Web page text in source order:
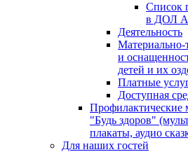
Список
в ДОЛ
Деятельность
Материально-
и
детей и их
Платные
Доступная
Профилактические
"Будь здоров"
плакаты, аудио
Для наших гостей